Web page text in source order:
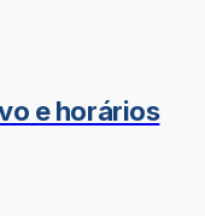
e horários